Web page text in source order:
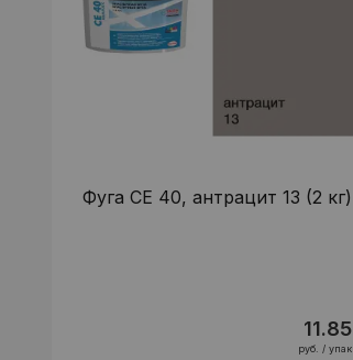
Фуга CE 40, антрацит 13 (2 кг)
11.85
руб. / упак